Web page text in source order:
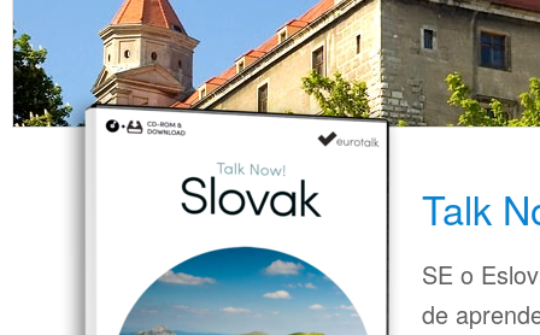
Talk
SE o
de